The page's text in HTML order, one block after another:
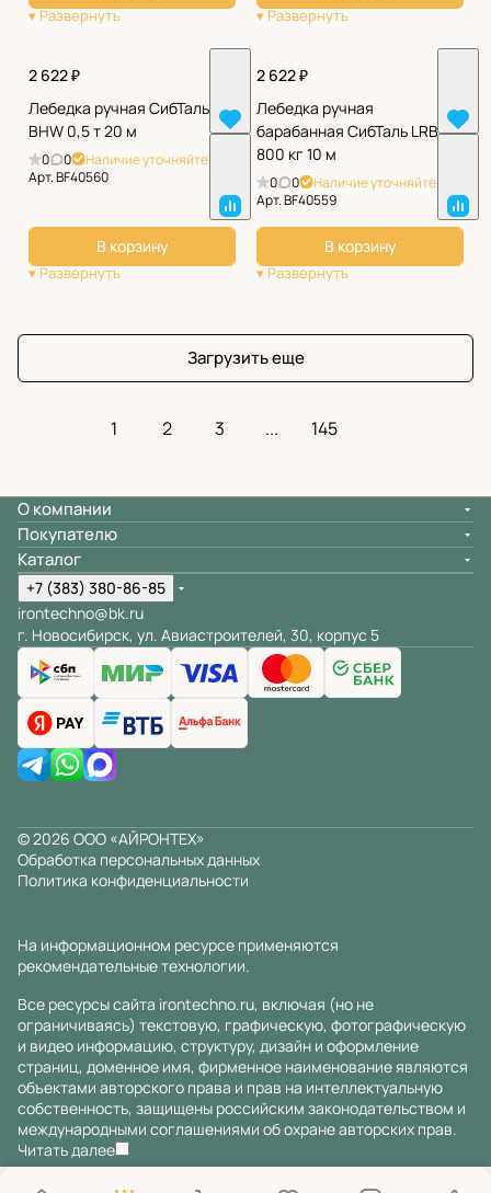
2 622 ₽
Лебедка ручная СибТаль
BHW 0,5 т 20 м
0 0
Наличие уточняйте
Арт.BF40560
В корзину
2 622 ₽
Лебедка ручная
барабанная СибТаль LRB
800 кг 10 м
0 0
Наличие уточняйте
Арт.BF40559
В корзину
Загрузить еще
1 2 3 ... 145
О компании
Покупателю
Каталог
+7 (383) 380-86-85
irontechno@bk.ru
г. Новосибирск, ул. Авиастроителей, 30, корпус 5
© 2026 ООО «АЙРОНТЕХ»
Обработка персональных данных
Политика конфиденциальности
На информационном ресурсе применяются
рекомендательные технологии.
Все ресурсы сайта irontechno.ru, включая (но не
ограничиваясь) текстовую, графическую, фотографическую
и видео информацию, структуру, дизайн и оформление
страниц, доменное имя, фирменное наименование являются
объектами авторского права и прав на интеллектуальную
собственность, защищены российским законодательством и
международными соглашениями об охране авторских прав.
Читать далее